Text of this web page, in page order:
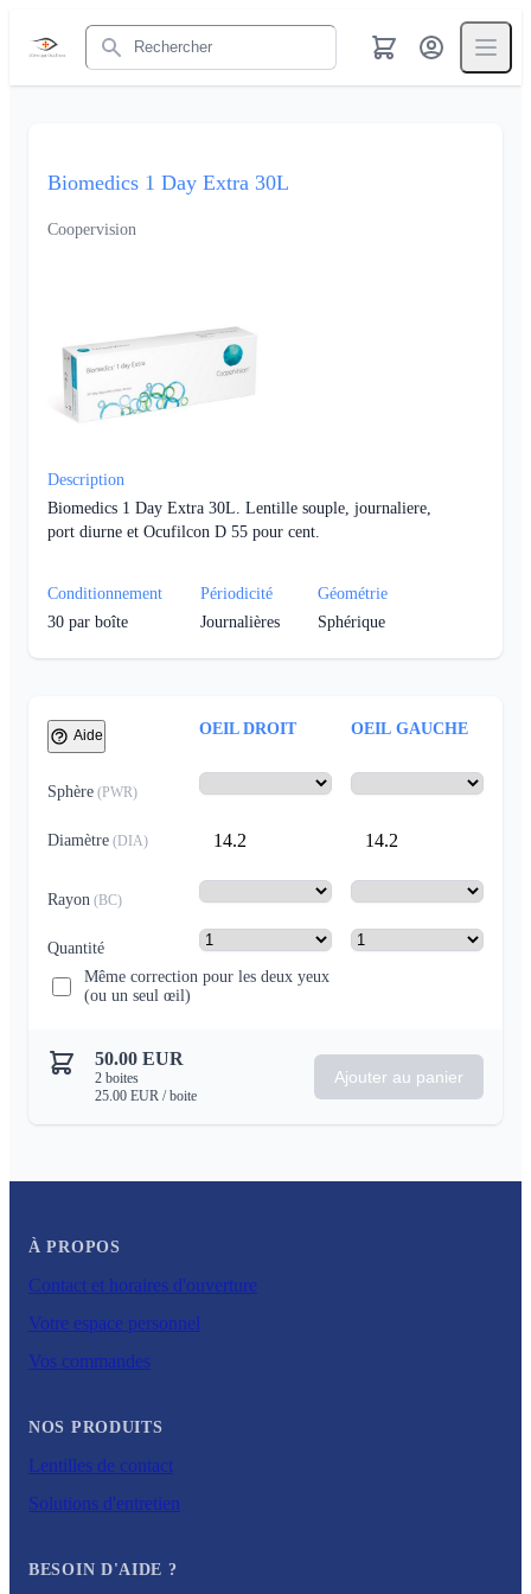
Rechercher
Biomedics 1 Day Extra 30L
Coopervision
Description
Biomedics 1 Day Extra 30L. Lentille souple, journaliere,
port diurne et Ocufilcon D 55 pour cent.
Conditionnement
30 par boîte
Périodicité
Journalières
Géométrie
Sphérique
Aide OEIL DROIT OEIL GAUCHE
Sphère (PWR)
Diamètre (DIA) 14.2 14.2
Rayon (BC)
Quantité
Même correction pour les deux yeux
(ou un seul œil)
50.00 EUR
2 boites
25.00 EUR / boite
Ajouter au panier
À PROPOS
Contact et horaires d'ouverture
Votre espace personnel
Vos commandes
NOS PRODUITS
Lentilles de contact
Solutions d'entretien
BESOIN D'AIDE ?